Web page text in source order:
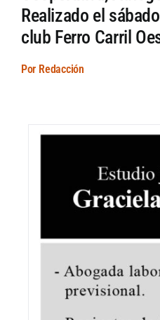
Realizado el
club Ferro Carril
Por Redacción